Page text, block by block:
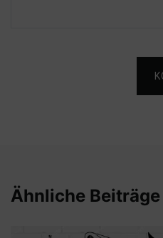
Ähnliche Beiträge